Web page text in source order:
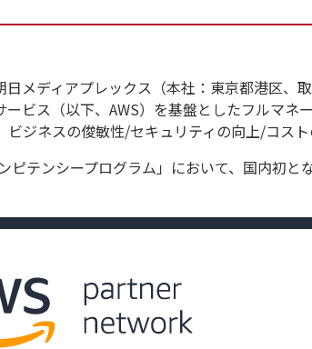
日メディアプレックス（本社：東京都港区
ービス（以下、AWS）を基盤としたフルマネ
ビジネスの俊敏性/セキュリティの向上/コス
ピテンシープログラム」において、国内初